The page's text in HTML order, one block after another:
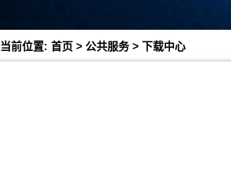
当前位置: 首页 > 公共服务 > 下载中心